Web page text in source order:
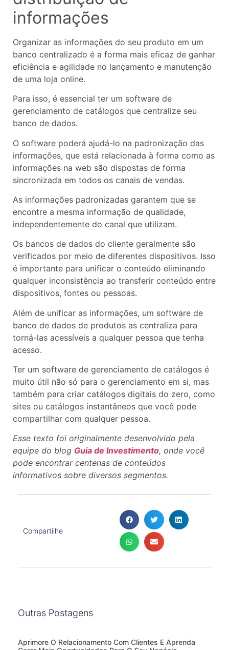
informações
Organizar as informações do seu produto em um
banco centralizado é a forma mais eficaz de ganhar
eficiência e agilidade no lançamento e manutenção
de uma loja online.
Para isso, é essencial ter um software de
gerenciamento de catálogos que centralize seu
banco de dados.
O software poderá ajudá-lo na padronização das
informações, que está relacionada à forma como as
informações na web são dispostas de forma
sincronizada em todos os canais de vendas.
As informações padronizadas garantem que se
encontre a mesma informação de qualidade,
independentemente do canal que utilizam.
Os bancos de dados do cliente geralmente são
verificados por meio de diferentes dispositivos. Isso
é importante para unificar o conteúdo eliminando
qualquer inconsistência ao transferir conteúdo entre
dispositivos, fontes ou pessoas.
Além de unificar as informações, um software de
banco de dados de produtos as centraliza para
torná-las acessíveis a qualquer pessoa que tenha
acesso.
Ter um software de gerenciamento de catálogos é
muito útil não só para o gerenciamento em si, mas
também para criar catálogos digitais do zero, como
sites ou catálogos instantâneos que você pode
compartilhar com qualquer pessoa.
Esse texto foi originalmente desenvolvido pela
equipe do blog Guia de Investimento, onde você
pode encontrar centenas de conteúdos
informativos sobre diversos segmentos.
Compartilhe
Outras Postagens
Aprimore O Relacionamento Com Clientes E Aprenda